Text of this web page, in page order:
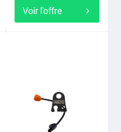
Voir l'offre